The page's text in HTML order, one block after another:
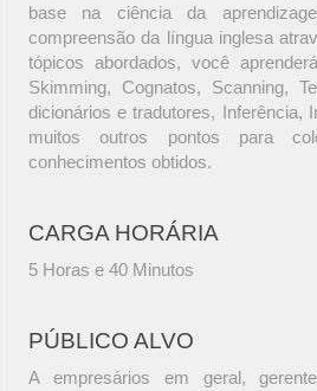
base na ciência da
compreensão da língua inglesa
tópicos abordados, você
Skimming, Cognatos, Scanning,
dicionários e tradutores, Inferência,
muitos outros pontos para
conhecimentos obtidos.
CARGA HORÁRIA
5 Horas e 40 Minutos
PÚBLICO ALVO
A empresários em geral,